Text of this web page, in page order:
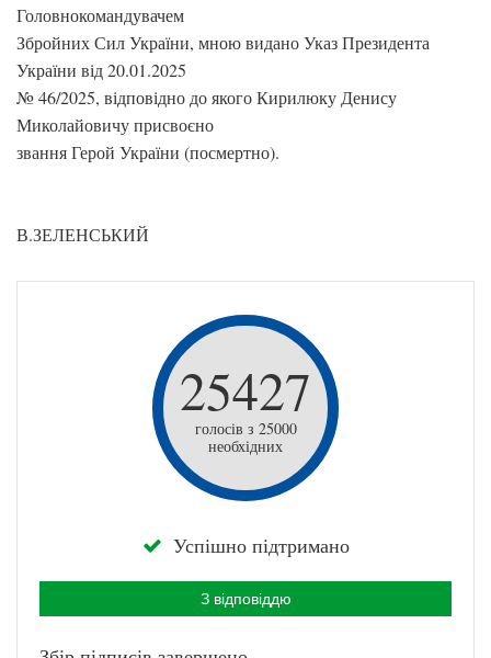
Головнокомандувачем
Збройних Сил України, мною видано Указ Президента
України від 20.01.2025
№ 46/2025, відповідно до якого Кирилюку Денису
Миколайовичу присвоєно
звання Герой України (посмертно).
В.ЗЕЛЕНСЬКИЙ
25427
голосів з 25000
необхідних
Успішно підтримано
З відповіддю